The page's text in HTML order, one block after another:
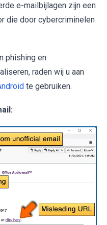
e-mailbijlagen zijn een
die door cybercriminelen
phishing en
raden wij u aan
te gebruiken.